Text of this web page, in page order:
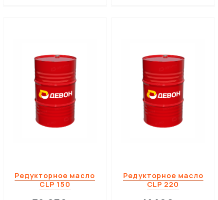
Редукторное масло
CLP 150
Редукторное масло
CLP 220